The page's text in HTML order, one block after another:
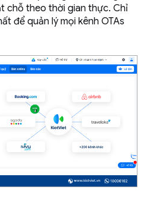
chỗ theo thời gian thực. Chỉ
để quản lý mọi kênh OTAs